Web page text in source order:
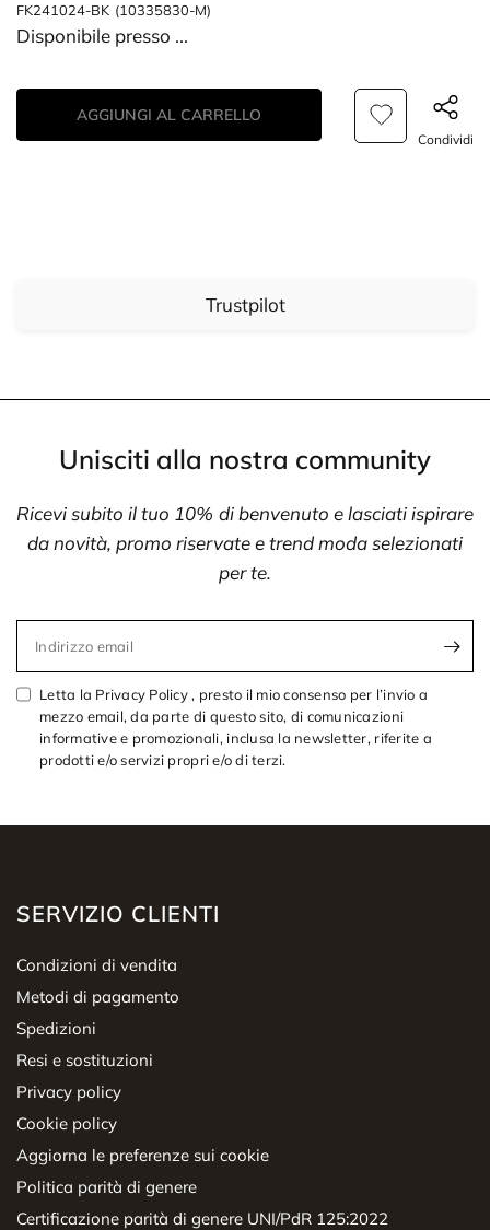
FK241024-BK (10335830-M)
Disponibile presso ...
AGGIUNGI AL CARRELLO
Condividi
Trustpilot
Unisciti alla nostra community
Ricevi subito il tuo 10% di benvenuto e lasciati ispirare
da novità, promo riservate e trend moda selezionati
per te.
Indirizzo email
Letta la Privacy Policy , presto il mio consenso per l’invio a
mezzo email, da parte di questo sito, di comunicazioni
informative e promozionali, inclusa la newsletter, riferite a
prodotti e/o servizi propri e/o di terzi.
SERVIZIO CLIENTI
Condizioni di vendita
Metodi di pagamento
Spedizioni
Resi e sostituzioni
Privacy policy
Cookie policy
Aggiorna le preferenze sui cookie
Politica parità di genere
Certificazione parità di genere UNI/PdR 125:2022